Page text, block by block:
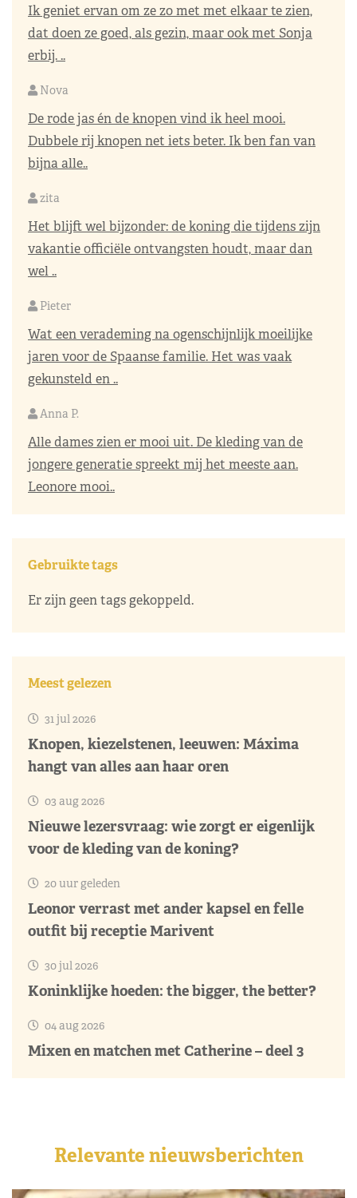
Ik geniet ervan om ze zo met met elkaar te zien,
dat doen ze goed, als gezin, maar ook met Sonja
erbij. ..
Nova
De rode jas én de knopen vind ik heel mooi.
Dubbele rij knopen net iets beter. Ik ben fan van
bijna alle..
zita
Het blijft wel bijzonder: de koning die tijdens zijn
vakantie officiële ontvangsten houdt, maar dan
wel ..
Pieter
Wat een verademing na ogenschijnlijk moeilijke
jaren voor de Spaanse familie. Het was vaak
gekunsteld en ..
Anna P.
Alle dames zien er mooi uit. De kleding van de
jongere generatie spreekt mij het meeste aan.
Leonore mooi..
Gebruikte tags
Er zijn geen tags gekoppeld.
Meest gelezen
31 jul 2026
Knopen, kiezelstenen, leeuwen: Máxima
hangt van alles aan haar oren
03 aug 2026
Nieuwe lezersvraag: wie zorgt er eigenlijk
voor de kleding van de koning?
20 uur geleden
Leonor verrast met ander kapsel en felle
outfit bij receptie Marivent
30 jul 2026
Koninklijke hoeden: the bigger, the better?
04 aug 2026
Mixen en matchen met Catherine – deel 3
Relevante nieuwsberichten